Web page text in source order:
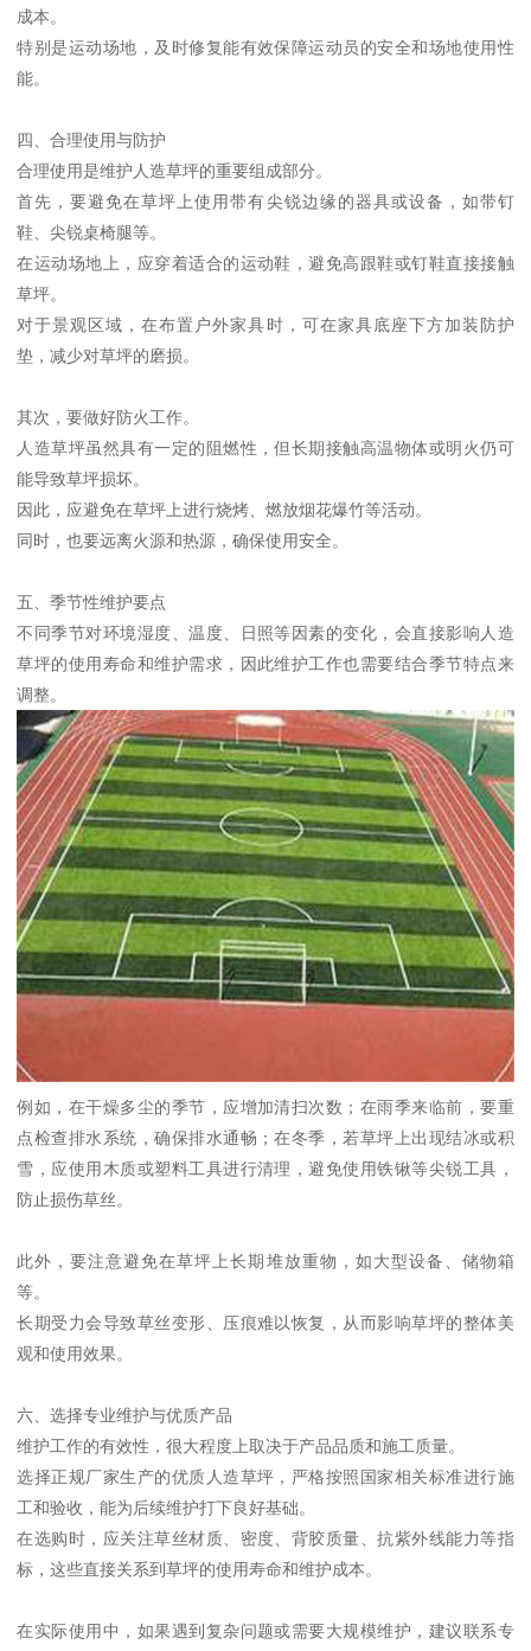
成本。
特别是运动场地，及时修复能有效保障运动员的安全和场地使用性
能。
四、合理使用与防护
合理使用是维护人造草坪的重要组成部分。
首先，要避免在草坪上使用带有尖锐边缘的器具或设备，如带钉
鞋、尖锐桌椅腿等。
在运动场地上，应穿着适合的运动鞋，避免高跟鞋或钉鞋直接接触
草坪。
对于景观区域，在布置户外家具时，可在家具底座下方加装防护
垫，减少对草坪的磨损。
其次，要做好防火工作。
人造草坪虽然具有一定的阻燃性，但长期接触高温物体或明火仍可
能导致草坪损坏。
因此，应避免在草坪上进行烧烤、燃放烟花爆竹等活动。
同时，也要远离火源和热源，确保使用安全。
五、季节性维护要点
不同季节对环境湿度、温度、日照等因素的变化，会直接影响人造
草坪的使用寿命和维护需求，因此维护工作也需要结合季节特点来
调整。
例如，在干燥多尘的季节，应增加清扫次数；在雨季来临前，要重
点检查排水系统，确保排水通畅；在冬季，若草坪上出现结冰或积
雪，应使用木质或塑料工具进行清理，避免使用铁锹等尖锐工具，
防止损伤草丝。
此外，要注意避免在草坪上长期堆放重物，如大型设备、储物箱
等。
长期受力会导致草丝变形、压痕难以恢复，从而影响草坪的整体美
观和使用效果。
六、选择专业维护与优质产品
维护工作的有效性，很大程度上取决于产品品质和施工质量。
选择正规厂家生产的优质人造草坪，严格按照国家相关标准进行施
工和验收，能为后续维护打下良好基础。
在选购时，应关注草丝材质、密度、背胶质量、抗紫外线能力等指
标，这些直接关系到草坪的使用寿命和维护成本。
在实际使用中，如果遇到复杂问题或需要大规模维护，建议联系专